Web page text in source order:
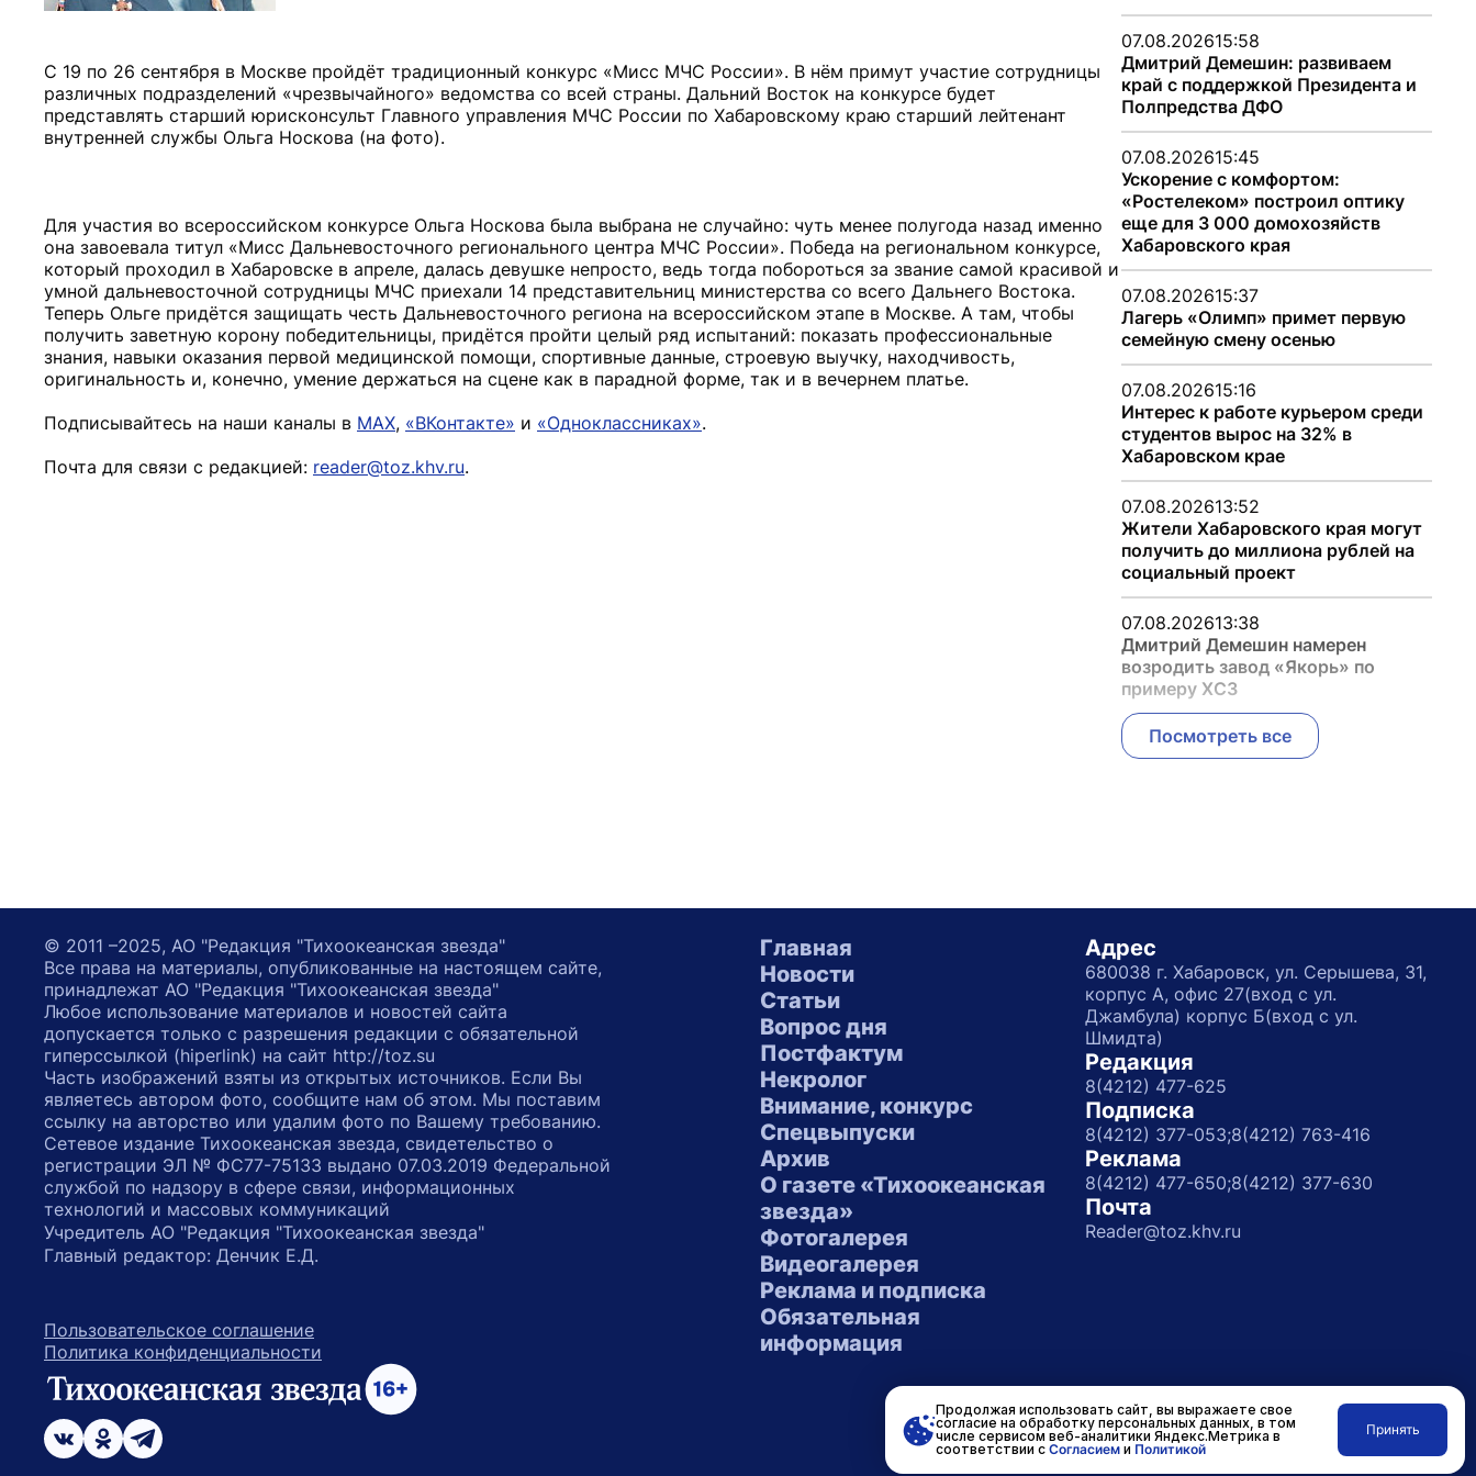
С 19 по 26 сентября в Москве пройдёт традиционный конкурс «Мисс МЧС России». В нём примут участие сотрудницы
различных подразделений «чрезвычайного» ведомства со всей страны. Дальний Восток на конкурсе будет
представлять старший юрисконсульт Главного управления МЧС России по Хабаровскому краю старший лейтенант
внутренней службы Ольга Носкова (на фото).
Для участия во всероссийском конкурсе Ольга Носкова была выбрана не случайно: чуть менее полугода назад именно
она завоевала титул «Мисс Дальневосточного регионального центра МЧС России». Победа на региональном конкурсе,
который проходил в Хабаровске в апреле, далась девушке непросто, ведь тогда побороться за звание самой красивой и
умной дальневосточной сотрудницы МЧС приехали 14 представительниц министерства со всего Дальнего Востока.
Теперь Ольге придётся защищать честь Дальневосточного региона на всероссийском этапе в Москве. А там, чтобы
получить заветную корону победительницы, придётся пройти целый ряд испытаний: показать профессиональные
знания, навыки оказания первой медицинской помощи, спортивные данные, строевую выучку, находчивость,
оригинальность и, конечно, умение держаться на сцене как в парадной форме, так и в вечернем платье.
Подписывайтесь на наши каналы в MAX, «ВКонтакте» и «Одноклассниках».
Почта для связи с редакцией: reader@toz.khv.ru.
07.08.202615:58
Дмитрий Демешин: развиваем
край с поддержкой Президента и
Полпредства ДФО
07.08.202615:45
Ускорение с комфортом:
«Ростелеком» построил оптику
еще для 3 000 домохозяйств
Хабаровского края
07.08.202615:37
Лагерь «Олимп» примет первую
семейную смену осенью
07.08.202615:16
Интерес к работе курьером среди
студентов вырос на 32% в
Хабаровском крае
07.08.202613:52
Жители Хабаровского края могут
получить до миллиона рублей на
социальный проект
07.08.202613:38
Дмитрий Демешин намерен
возродить завод «Якорь» по
примеру ХСЗ
Посмотреть все
Главная
Новости
Статьи
Вопрос дня
Постфактум
Некролог
Внимание, конкурс
Спецвыпуски
Архив
О газете «Тихоокеанская
звезда»
Фотогалерея
Видеогалерея
Реклама и подписка
Обязательная
информация
Адрес
680038 г. Хабаровск, ул. Серышева, 31,
корпус А, офис 27(вход с ул.
Джамбула) корпус Б(вход с ул.
Шмидта)
Редакция
8(4212) 477-625
Подписка
8(4212) 377-053;8(4212) 763-416
Реклама
8(4212) 477-650;8(4212) 377-630
Почта
Reader@toz.khv.ru
© 2011 –2025, АО "Редакция "Тихоокеанская звезда"
Все права на материалы, опубликованные на настоящем сайте,
принадлежат АО "Редакция "Тихоокеанская звезда"
Любое использование материалов и новостей сайта
допускается только с разрешения редакции с обязательной
гиперссылкой (hiperlink) на сайт http://toz.su
Часть изображений взяты из открытых источников. Если Вы
являетесь автором фото, сообщите нам об этом. Мы поставим
ссылку на авторство или удалим фото по Вашему требованию.
Сетевое издание Тихоокеанская звезда, свидетельство о
регистрации ЭЛ № ФС77-75133 выдано 07.03.2019 Федеральной
службой по надзору в сфере связи, информационных
технологий и массовых коммуникаций
Учредитель АО "Редакция "Тихоокеанская звезда"
Главный редактор: Денчик Е.Д.
Пользовательское соглашение
Политика конфиденциальности
ссылка на главную
возрастное ограничение 16+
ссылка на страницу в Вконтакте
ссылка на страницу в Одноклассниках
ссылка на канал в Телеграмм Разработано вRASA
Продолжая использовать сайт, вы выражаете свое
согласие на обработку персональных данных, в том
числе сервисом веб-аналитики Яндекс.Метрика в
соответствии с Согласиеми Политикой
Принять